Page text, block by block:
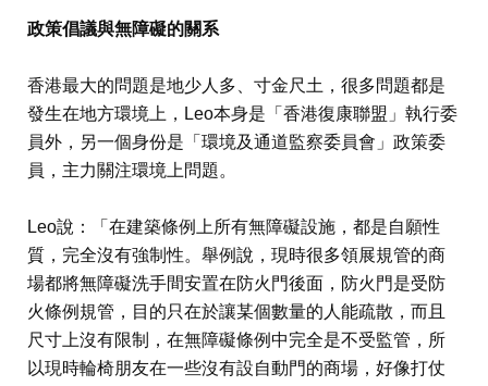
政策倡議與無障礙的關系
香港最大的問題是地少人多、寸金尺土，很多問題都是
發生在地方環境上，Leo本身是「香港復康聯盟」執行委
員外，另一個身份是「環境及通道監察委員會」政策委
員，主力關注環境上問題。
Leo說：「在建築條例上所有無障礙設施，都是自願性
質，完全沒有強制性。舉例說，現時很多領展規管的商
場都將無障礙洗手間安置在防火門後面，防火門是受防
火條例規管，目的只在於讓某個數量的人能疏散，而且
尺寸上沒有限制，在無障礙條例中完全是不受監管，所
以現時輪椅朋友在一些沒有設自動門的商場，好像打仗